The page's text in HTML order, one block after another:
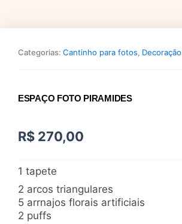
Categorias: Cantinho para fotos, Decoração
ESPAÇO FOTO PIRAMIDES
R$ 270,00
1 tapete
2 arcos triangulares
5 arrnajos florais artificiais
2 puffs